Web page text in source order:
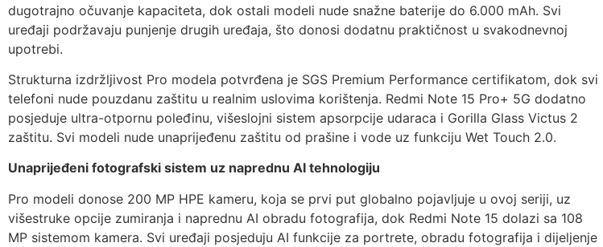
dugotrajno očuvanje kapaciteta, dok ostali modeli nude snažne baterije do 6.000 mAh. Svi
uređaji podržavaju punjenje drugih uređaja, što donosi dodatnu praktičnost u svakodnevnoj
upotrebi.
Strukturna izdržljivost Pro modela potvrđena je SGS Premium Performance certifikatom, dok svi
telefoni nude pouzdanu zaštitu u realnim uslovima korištenja. Redmi Note 15 Pro+ 5G dodatno
posjeduje ultra-otpornu poleđinu, višeslojni sistem apsorpcije udaraca i Gorilla Glass Victus 2
zaštitu. Svi modeli nude unaprijeđenu zaštitu od prašine i vode uz funkciju Wet Touch 2.0.
Unaprijeđeni fotografski sistem uz naprednu AI tehnologiju
Pro modeli donose 200 MP HPE kameru, koja se prvi put globalno pojavljuje u ovoj seriji, uz
višestruke opcije zumiranja i naprednu AI obradu fotografija, dok Redmi Note 15 dolazi sa 108
MP sistemom kamera. Svi uređaji posjeduju AI funkcije za portrete, obradu fotografija i dijeljenje